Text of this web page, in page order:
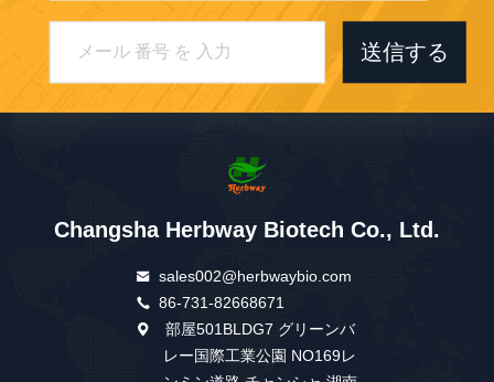
送信する
Changsha Herbway Biotech Co., Ltd.
sales002@herbwaybio.com
86-731-82668671
部屋501BLDG7 グリーンバ
レー国際工業公園 NO169レ